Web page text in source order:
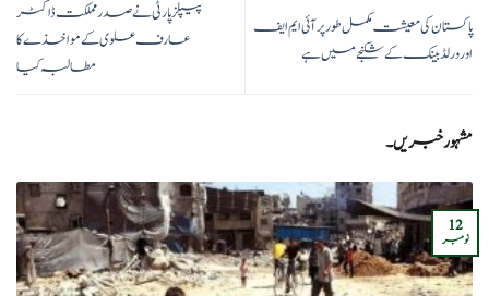
پاکستان کی معیشت مکمل طور پر آئی ایم ایف
اور ورلڈ بینک کے شکنجے میں ہے
پیپلزپارٹی نے صدر مملکت ڈاکٹر
عارف علوی کے مواخذے کا
مطالبہ کیا
مشہور خبریں۔
12
نومبر